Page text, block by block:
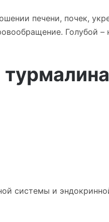
печени, почек,
Голубой –
системы и